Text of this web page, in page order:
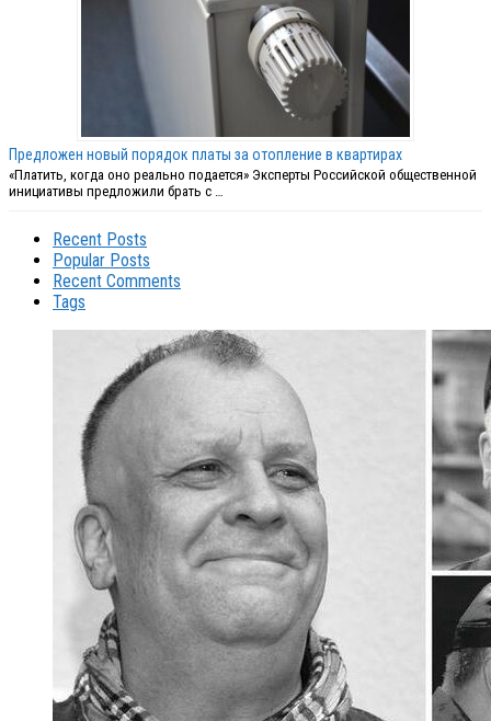
Предложен новый порядок платы за отопление в квартирах
«Платить, когда оно реально подается» Эксперты Российской общественной
инициативы предложили брать с …
Recent Posts
Popular Posts
Recent Comments
Tags